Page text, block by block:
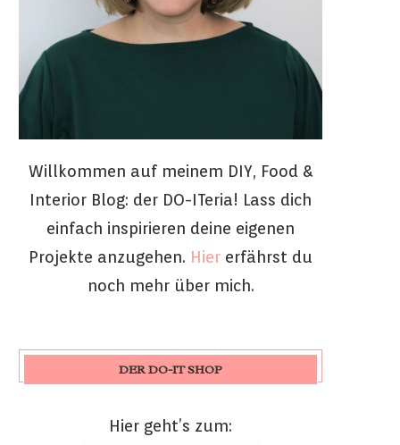
Willkommen auf meinem DIY, Food &
Interior Blog: der DO-ITeria! Lass dich
einfach inspirieren deine eigenen
Projekte anzugehen. Hier erfährst du
noch mehr über mich.
DER DO-IT SHOP
Hier geht’s zum: